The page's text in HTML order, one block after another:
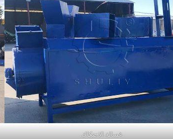
غسالة الاحتكاك